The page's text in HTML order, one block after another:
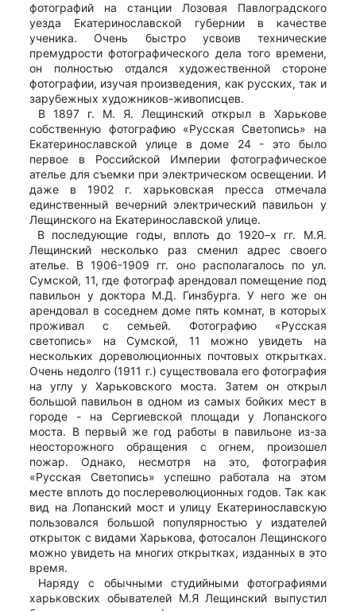
фотографий на станции Лозовая Павлоградского
уезда Екатеринославской губернии в качестве
ученика. Очень быстро усвоив технические
премудрости фотографического дела того времени,
он полностью отдался художественной стороне
фотографии, изучая произведения, как русских, так и
зарубежных художников-живописцев.
В 1897 г. М. Я. Лещинский открыл в Харькове
собственную фотографию «Русская Светопись» на
Екатеринославской улице в доме 24 - это было
первое в Российской Империи фотографическое
ателье для съемки при электрическом освещении. И
даже в 1902 г. харьковская пресса отмечала
единственный вечерний электрический павильон у
Лещинского на Екатеринославской улице.
В последующие годы, вплоть до 1920–х гг. М.Я.
Лещинский несколько раз сменил адрес своего
ателье. В 1906-1909 гг. оно располагалось по ул.
Сумской, 11, где фотограф арендовал помещение под
павильон у доктора М.Д. Гинзбурга. У него же он
арендовал в соседнем доме пять комнат, в которых
проживал с семьей. Фотографию «Русская
светопись» на Сумской, 11 можно увидеть на
нескольких дореволюционных почтовых открытках.
Очень недолго (1911 г.) существовала его фотография
на углу у Харьковского моста. Затем он открыл
большой павильон в одном из самых бойких мест в
городе - на Сергиевской площади у Лопанского
моста. В первый же год работы в павильоне из-за
неосторожного обращения с огнем, произошел
пожар. Однако, несмотря на это, фотография
«Русская Светопись» успешно работала на этом
месте вплоть до послереволюционных годов. Так как
вид на Лопанский мост и улицу Екатеринославскую
пользовался большой популярностью у издателей
открыток с видами Харькова, фотосалон Лещинского
можно увидеть на многих открытках, изданных в это
время.
Наряду с обычными студийными фотографиями
харьковских обывателей М.Я Лещинский выпустил